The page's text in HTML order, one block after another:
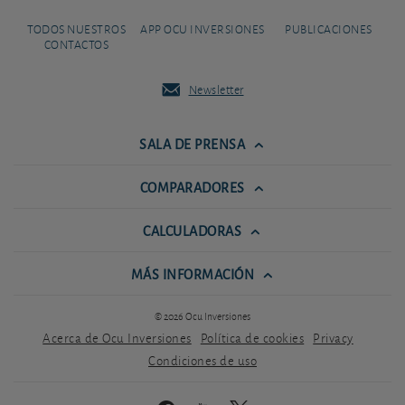
TODOS NUESTROS
CONTACTOS
APP OCU INVERSIONES PUBLICACIONES
Newsletter
SALA DE PRENSA
COMPARADORES
CALCULADORAS
MÁS INFORMACIÓN
© 2026 Ocu Inversiones
Acerca de Ocu Inversiones Política de cookies Privacy
Condiciones de uso